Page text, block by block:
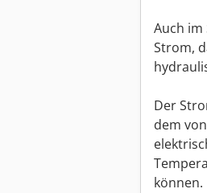
Auch
Strom,
Der
dem
können.